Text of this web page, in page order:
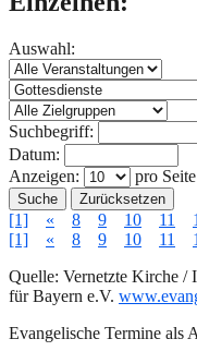
Auswahl:
Suchbegriff:
Datum:
Anzeigen:
pro
Suche Zurücksetzen
[1] « 8 9 10 11
[1]
« 8 9 10 11
Quelle: Vernetzte Kirche /
für Bayern e.V.
Evangelische Termine als